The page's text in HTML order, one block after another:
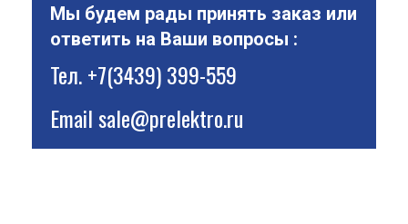
Мы будем рады принять заказ или
ответить на Ваши вопросы :
Тел.+7(3439) 399-559
Emailsale@prelektro.ru